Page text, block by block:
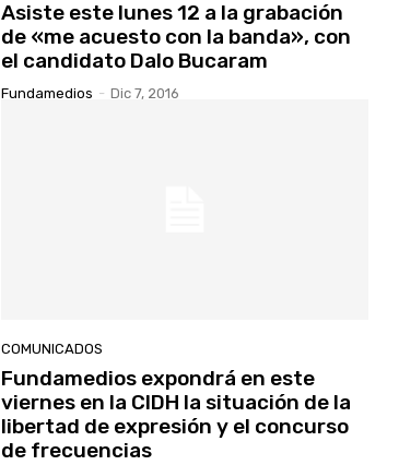
Asiste este lunes 12 a la grabación
de «me acuesto con la banda», con
el candidato Dalo Bucaram
Fundamedios - Dic 7, 2016
COMUNICADOS
Fundamedios expondrá en este
viernes en la CIDH la situación de la
libertad de expresión y el concurso
de frecuencias